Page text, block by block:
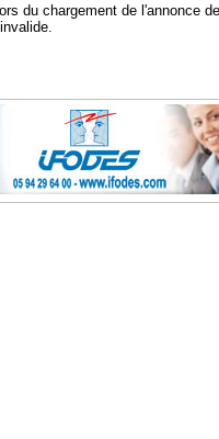
du chargement de l'annonce